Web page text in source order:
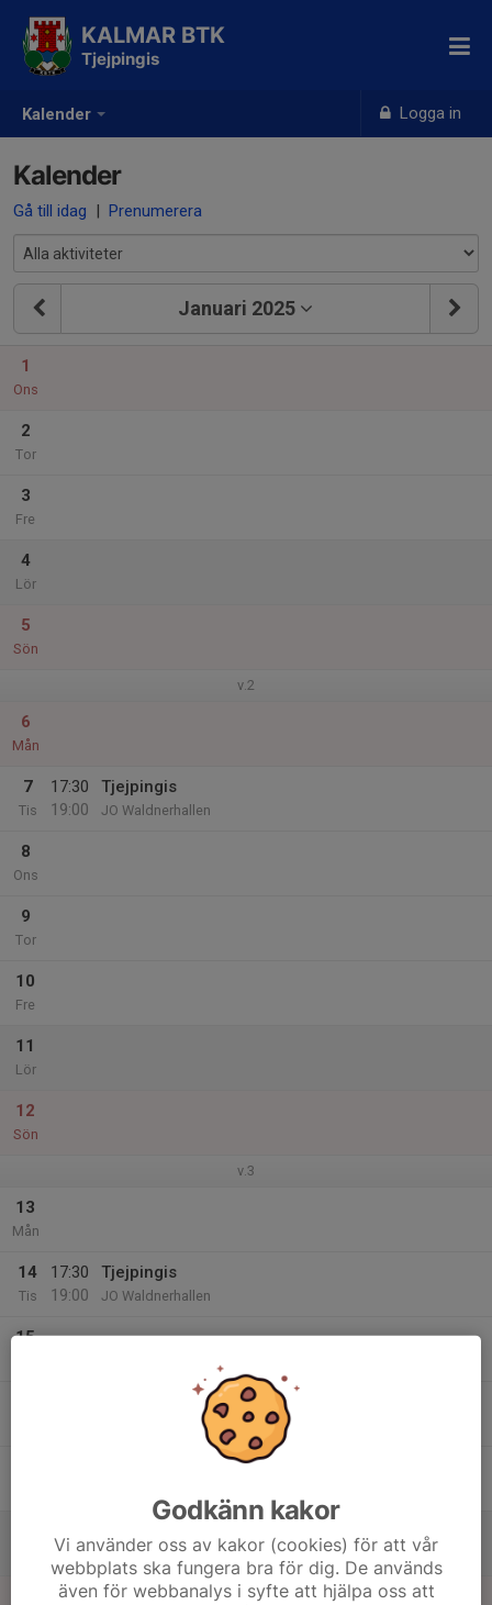
Kalender Logga in
KALMAR BTK
Tjejpingis
Kalender
Gå till idag | Prenumerera
Januari 2025
1
Ons
2
Tor
3
Fre
4
Lör
5
Sön
v.2
6
Mån
7
Tis
17:30
19:00
Tjejpingis
JO Waldnerhallen
8
Ons
9
Tor
10
Fre
11
Lör
12
Sön
v.3
13
Mån
14
Tis
17:30
19:00
Tjejpingis
JO Waldnerhallen
15
Godkänn kakor
Vi använder oss av kakor (cookies) för att vår
webbplats ska fungera bra för dig. De används
även för webbanalys i syfte att hjälpa oss att